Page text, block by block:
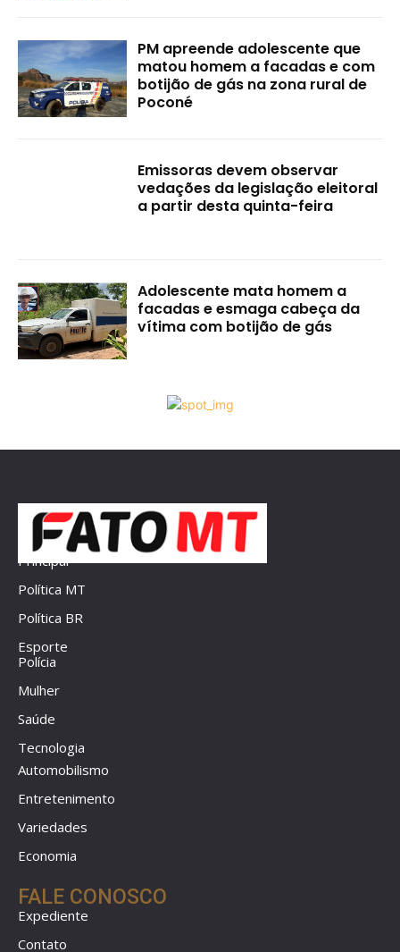
PM apreende adolescente que
matou homem a facadas e com
botijão de gás na zona rural de
Poconé
Emissoras devem observar
vedações da legislação eleitoral
a partir desta quinta-feira
Adolescente mata homem a
facadas e esmaga cabeça da
vítima com botijão de gás
Principal
Política MT
Política BR
Esporte
Polícia
Mulher
Saúde
Tecnologia
Automobilismo
Entretenimento
Variedades
Economia
FALE CONOSCO
Expediente
Contato